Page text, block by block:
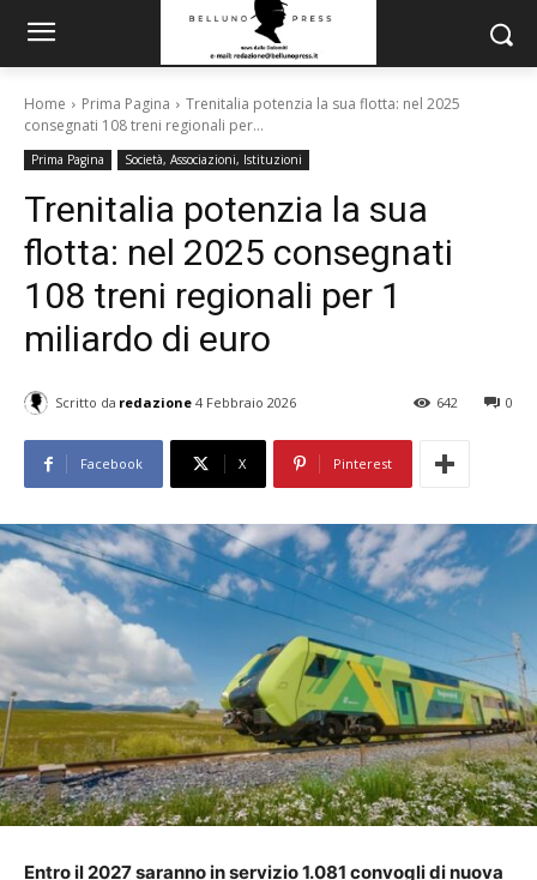
Home Prima Pagina
Trenitalia potenzia la sua flotta: nel 2025
consegnati 108 treni regionali per...
Prima Pagina Società, Associazioni, Istituzioni
Trenitalia potenzia la sua
flotta: nel 2025 consegnati
108 treni regionali per 1
miliardo di euro
Scritto da redazione 4 Febbraio 2026 0
642
Facebook X Pinterest
Entro il 2027 saranno in servizio 1.081 convogli di nuova